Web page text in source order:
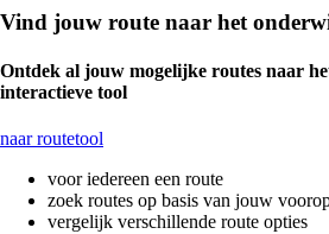
Vind jouw route naar het
Ontdek al jouw mogelijke routes naar
interactieve tool
naar routetool
voor iedereen een route
zoek routes op basis van jouw
vergelijk verschillende route opties